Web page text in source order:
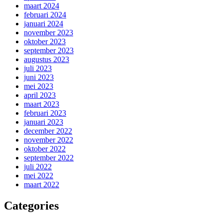
maart 2024
februari 2024
januari 2024
november 2023
oktober 2023
september 2023
augustus 2023
juli 2023
juni 2023
mei 2023
april 2023
maart 2023
februari 2023
januari 2023
december 2022
november 2022
oktober 2022
september 2022
juli 2022
mei 2022
maart 2022
Categories